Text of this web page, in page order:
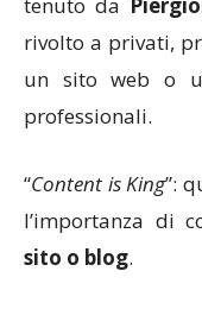
rivolto a privati,
un sito web o
professionali.
“Content is King”:
l’importanza di
sito o blog.